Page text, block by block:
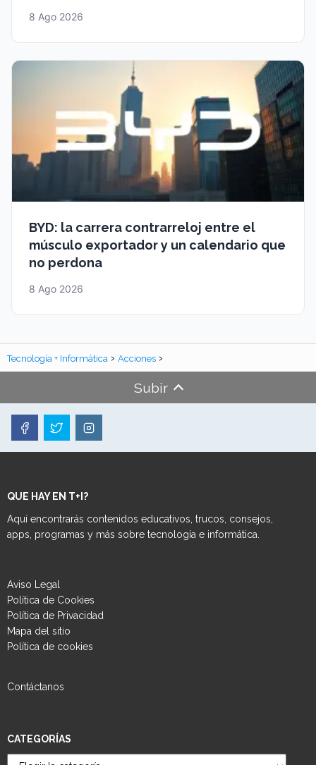
8 Ago 2026
BYD: la carrera contrarreloj entre el
músculo exportador y un calendario que
no perdona
8 Ago 2026
Tecnología + Informática Acciones
Subir
QUE HAY EN T+I?
Aquí encontrarás contenidos educativos, trucos, consejos,
apps, programas y más sobre tecnología e informática.
Aviso Legal
Política de Cookies
Política de Privacidad
Mapa del sitio
Política de cookies
Contáctanos
CATEGORÍAS